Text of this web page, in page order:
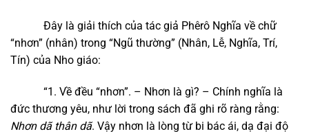
Đây là giải thích của tác giả Phêrô Nghĩa về chữ
“nhơn” (nhân) trong “Ngũ thường” (Nhân, Lễ, Nghĩa, Trí,
Tín) của Nho giáo:
“1. Về đều “nhơn”. – Nhơn là gì? – Chính nghĩa là
đức thương yêu, như lời trong sách đã ghi rõ ràng rằng:
Nhơn dã thân dã. Vậy nhơn là lòng từ bi bác ái, dạ đại độ